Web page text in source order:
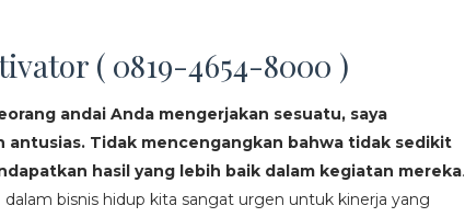
( 0819-4654-8000 )
andai Anda mengerjakan sesuatu, saya
Tidak mencengangkan bahwa tidak sedikit
hasil yang lebih baik dalam kegiatan mereka.
bisnis hidup kita sangat urgen untuk kinerja yang